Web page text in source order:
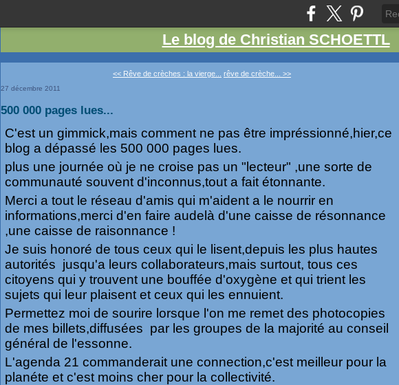
Le blog de Christian SCHOETTL
<< Rêve de crèches : la vierge... rêve de crèche... >>
27 décembre 2011
500 000 pages lues...
C'est un gimmick,mais comment ne pas être impréssionné,hier,ce
blog a dépassé les 500 000 pages lues.
plus une journée où je ne croise pas un "lecteur" ,une sorte de
communauté souvent d'inconnus,tout a fait étonnante.
Merci a tout le réseau d'amis qui m'aident a le nourrir en
informations,merci d'en faire audelà d'une caisse de résonnance
,une caisse de raisonnance !
Je suis honoré de tous ceux qui le lisent,depuis les plus hautes
autorités jusqu'a leurs collaborateurs,mais surtout, tous ces
citoyens qui y trouvent une bouffée d'oxygène et qui trient les
sujets qui leur plaisent et ceux qui les ennuient.
Permettez moi de sourire lorsque l'on me remet des photocopies
de mes billets,diffusées par les groupes de la majorité au conseil
général de l'essonne.
L'agenda 21 commanderait une connection,c'est meilleur pour la
planéte et c'est moins cher pour la collectivité.